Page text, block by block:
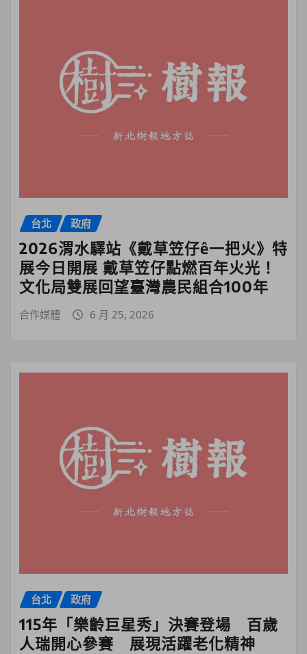
台北 政府
2026渭水驛站《戴草笠仔ê一把火》特
展今日開展 戴草笠仔點燃百年火光！
文化局雙展回望臺灣農民組合100年
合作媒體 6 月 25, 2026
台北 政府
115年「樂齡巨星秀」決賽登場 百歲
人瑞開心參賽 展現活躍老化精神